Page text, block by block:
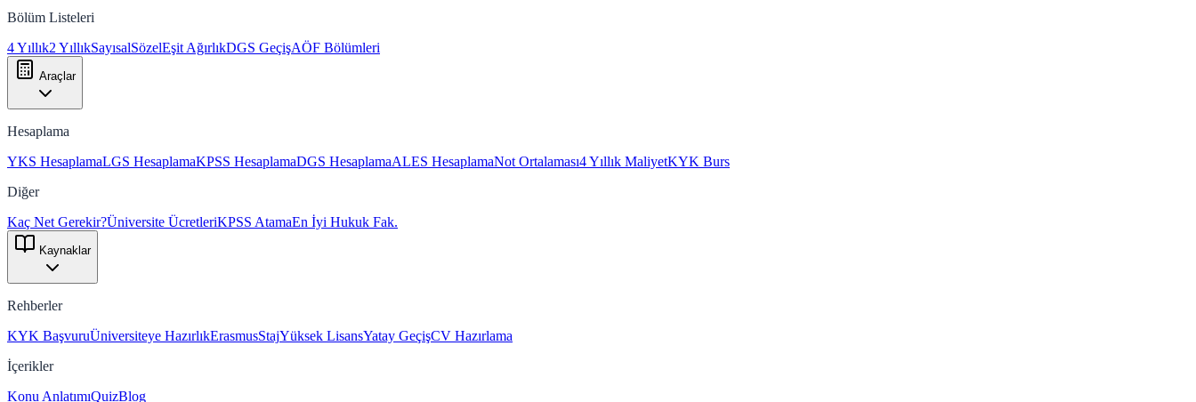
Bölüm Listeleri
4 Yıllık2 YıllıkSayısalSözelEşit AğırlıkDGS GeçişAÖF Bölümleri
Araçlar
Hesaplama
YKS HesaplamaLGS HesaplamaKPSS HesaplamaDGS HesaplamaALES HesaplamaNot Ortalaması4 Yıllık MaliyetKYK Burs
Diğer
Kaç Net Gerekir?Üniversite ÜcretleriKPSS AtamaEn İyi Hukuk Fak.
Kaynaklar
Rehberler
KYK BaşvuruÜniversiteye HazırlıkErasmusStajYüksek LisansYatay GeçişCV Hazırlama
İçerikler
Konu AnlatımıQuizBlog